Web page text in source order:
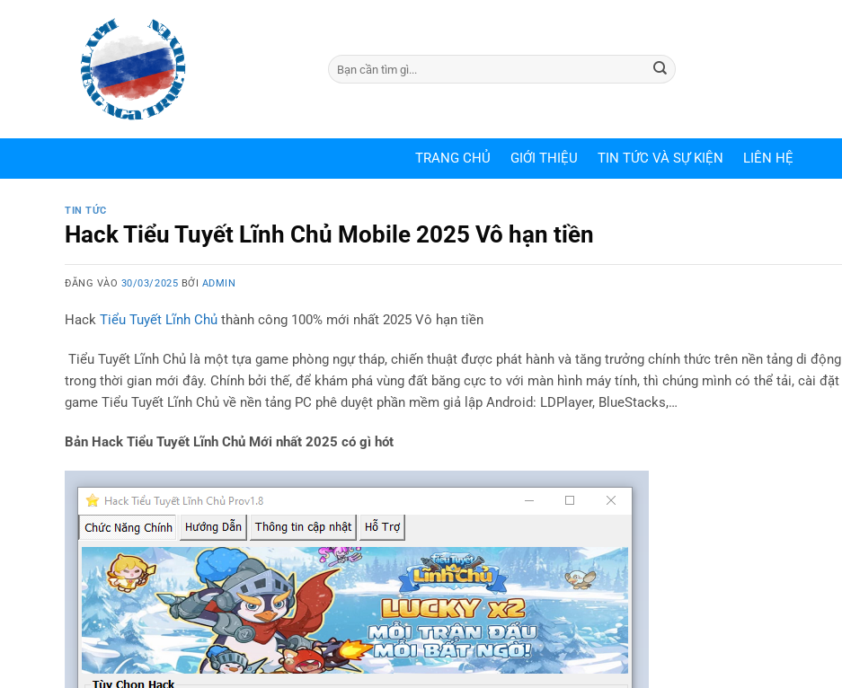
TRANG CHỦ GIỚI THIỆU TIN TỨC VÀ SỰ KIỆN LIÊN HỆ
TIN TỨC
Hack Tiểu Tuyết Lĩnh Chủ Mobile 2025 Vô hạn tiền
ĐĂNG VÀO 30/03/2025 BỞI ADMIN
Hack ​Tiểu Tuyết Lĩnh Chủ thành công 100% mới nhất 2025 Vô hạn tiền
Tiểu Tuyết Lĩnh Chủ là một tựa game phòng ngự tháp, chiến thuật được phát hành và tăng trưởng chính thức trên nền tảng di động
trong thời gian mới đây. Chính bởi thế, để khám phá vùng đất băng cực to với màn hình máy tính, thì chúng mình có thể tải, cài đặt
game Tiểu Tuyết Lĩnh Chủ về nền tảng PC phê duyệt phần mềm giả lập Android: LDPlayer, BlueStacks,…
Bản Hack Tiểu Tuyết Lĩnh Chủ Mới nhất 2025 có gì hót